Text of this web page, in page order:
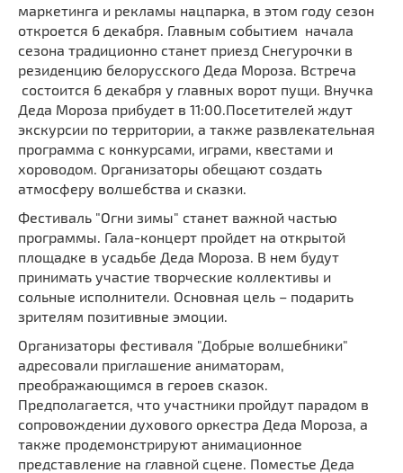
маркетинга и рекламы нацпарка, в этом году сезон
откроется 6 декабря. Главным событием начала
сезона традиционно станет приезд Снегурочки в
резиденцию белорусского Деда Мороза. Встреча
состоится 6 декабря у главных ворот пущи. Внучка
Деда Мороза прибудет в 11:00.Посетителей ждут
экскурсии по территории, а также развлекательная
программа с конкурсами, играми, квестами и
хороводом. Организаторы обещают создать
атмосферу волшебства и сказки.
Фестиваль "Огни зимы" станет важной частью
программы. Гала-концерт пройдет на открытой
площадке в усадьбе Деда Мороза. В нем будут
принимать участие творческие коллективы и
сольные исполнители. Основная цель – подарить
зрителям позитивные эмоции.
Организаторы фестиваля "Добрые волшебники"
адресовали приглашение аниматорам,
преображающимся в героев сказок.
Предполагается, что участники пройдут парадом в
сопровождении духового оркестра Деда Мороза, а
также продемонстрируют анимационное
представление на главной сцене. Поместье Деда